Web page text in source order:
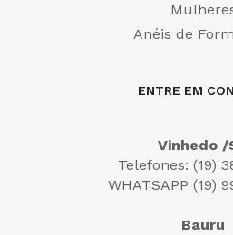
Anéis de
ENTRE EM
Vinhedo /
Telefones: (19)
WHATSAPP (19)
Bauru